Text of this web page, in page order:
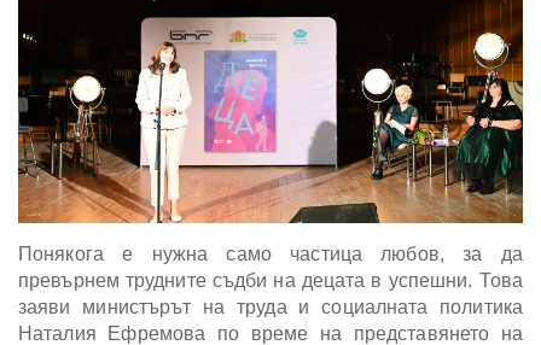
Понякога е нужна само частица любов, за да
превърнем трудните съдби на децата в успешни. Това
заяви министърът на труда и социалната политика
Наталия Ефремова по време на представянето на